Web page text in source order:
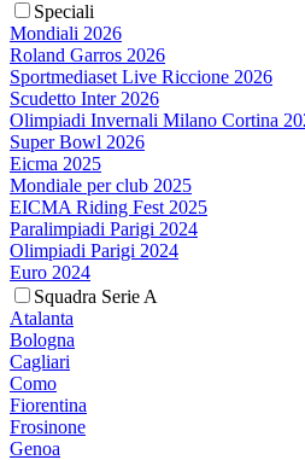
Speciali
Mondiali 2026
Roland Garros 2026
Sportmediaset Live Riccione 2026
Scudetto Inter 2026
Olimpiadi Invernali Milano Cortina
Super Bowl 2026
Eicma 2025
Mondiale per club 2025
EICMA Riding Fest 2025
Paralimpiadi Parigi 2024
Olimpiadi Parigi 2024
Euro 2024
Squadra Serie A
Atalanta
Bologna
Cagliari
Como
Fiorentina
Frosinone
Genoa